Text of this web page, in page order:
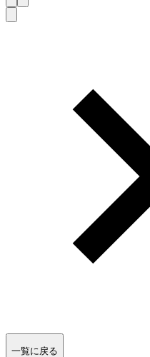
一覧に戻る